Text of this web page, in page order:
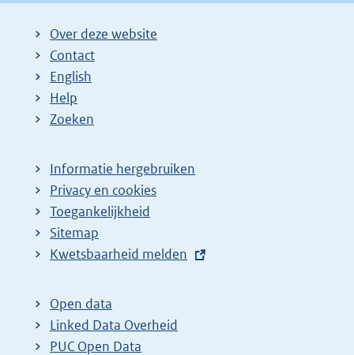
Over deze website
Contact
English
Help
Zoeken
Informatie hergebruiken
Privacy en cookies
Toegankelijkheid
Sitemap
E
t
e
r
Kwetsbaarheid melden
Open data
Linked Data Overheid
PUC Open Data